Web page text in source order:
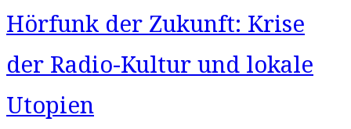
Hörfunk der Zukunft: Krise
der Radio-Kultur und lokale
Utopien